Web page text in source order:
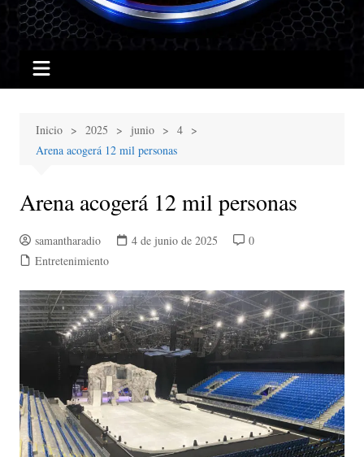
Inicio 2025 junio
4
Arena acogerá 12 mil personas
Arena acogerá 12 mil personas
samantharadio 4 de junio de 2025
0
Entretenimiento